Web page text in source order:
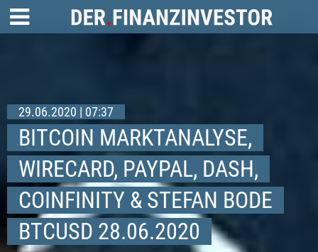
29.06.2020 | 07:37
BITCOIN MARKTANALYSE,
WIRECARD, PAYPAL, DASH,
COINFINITY & STEFAN BODE
BTCUSD 28.06.2020